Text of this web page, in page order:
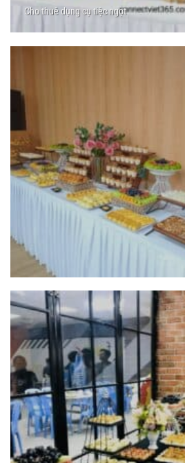
Cho thuê dụng cụ tiệc ngọt